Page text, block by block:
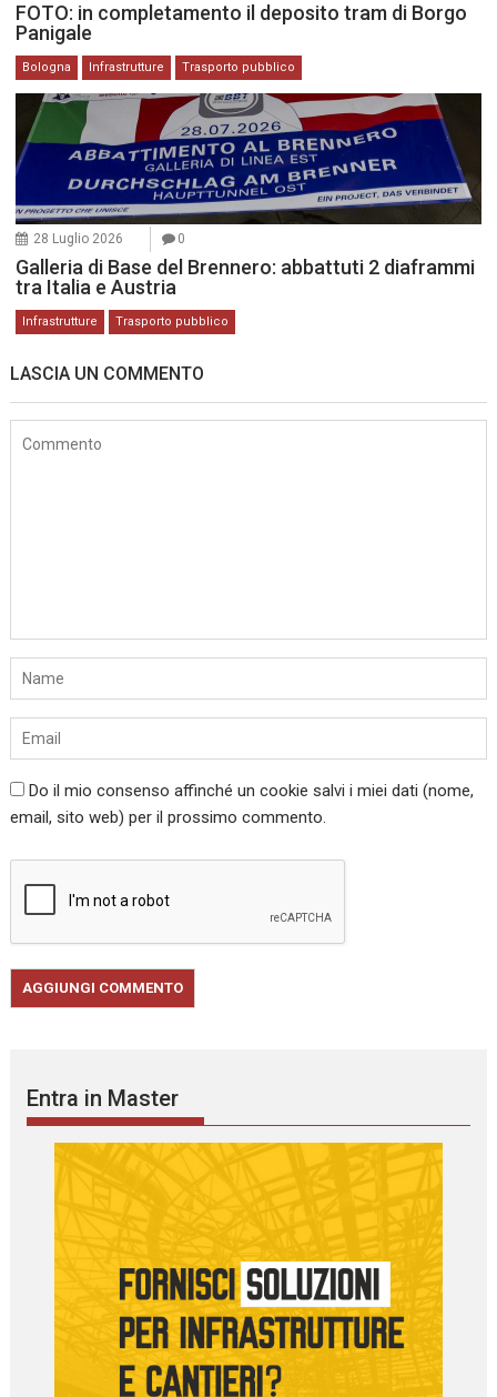
FOTO: in completamento il deposito tram di Borgo
Panigale
Bologna Infrastrutture Trasporto pubblico
28 Luglio 2026 0
Galleria di Base del Brennero: abbattuti 2 diaframmi
tra Italia e Austria
Infrastrutture Trasporto pubblico
LASCIA UN COMMENTO
Do il mio consenso affinché un cookie salvi i miei dati (nome,
email, sito web) per il prossimo commento.
Entra in Master